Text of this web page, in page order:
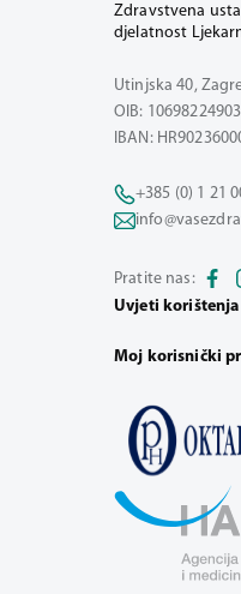
Zdravstvena
djelatnost
Utinjska 40,
OIB: 10698224903
IBAN:
+385 (0) 1 21
Pratite nas:
Uvjeti korištenja
Moj korisnički